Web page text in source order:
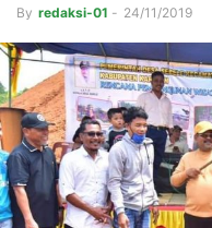
By redaksi-01 - 24/11/2019